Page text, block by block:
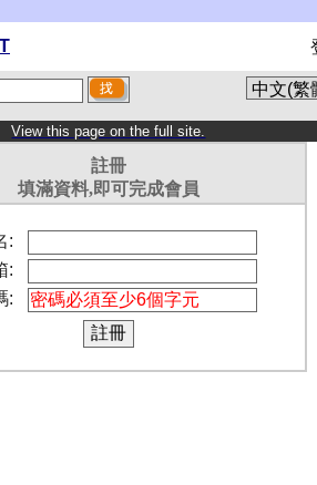
View this page on the full site.
註冊
填滿資料,即可完成會員
:
:
: